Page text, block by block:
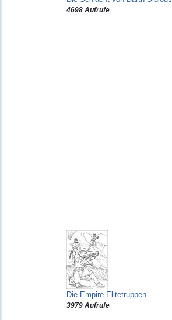
4698 Aufrufe
Die Empire Elitetruppen
3979 Aufrufe